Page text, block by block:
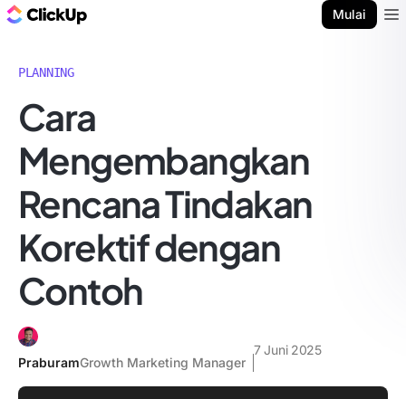
Mulai
PLANNING
Cara
Mengembangkan
Rencana Tindakan
Korektif dengan
Contoh
PraburamGrowth Marketing Manager
7 Juni 2025